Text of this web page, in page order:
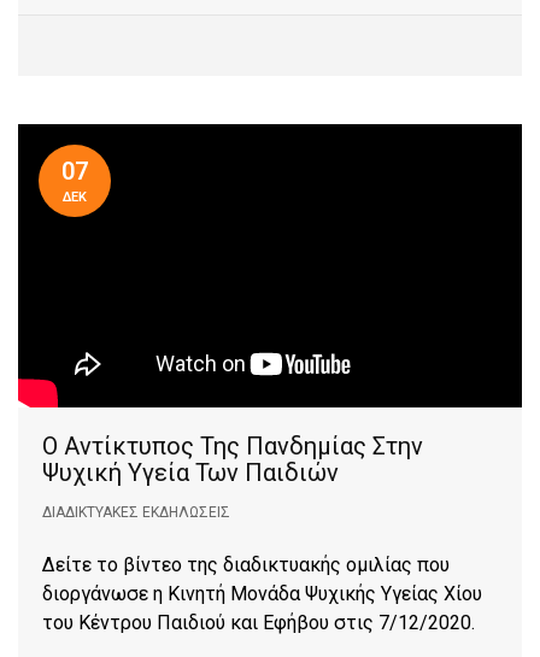
07
ΔΕΚ
Ο Αντίκτυπος Της Πανδημίας Στην
Ψυχική Υγεία Των Παιδιών
ΔΙΑΔΙΚΤΥΑΚΈΣ ΕΚΔΗΛΏΣΕΙΣ
Δείτε το βίντεο της διαδικτυακής ομιλίας που
διοργάνωσε η Κινητή Μονάδα Ψυχικής Υγείας Χίου
του Κέντρου Παιδιού και Εφήβου στις 7/12/2020.